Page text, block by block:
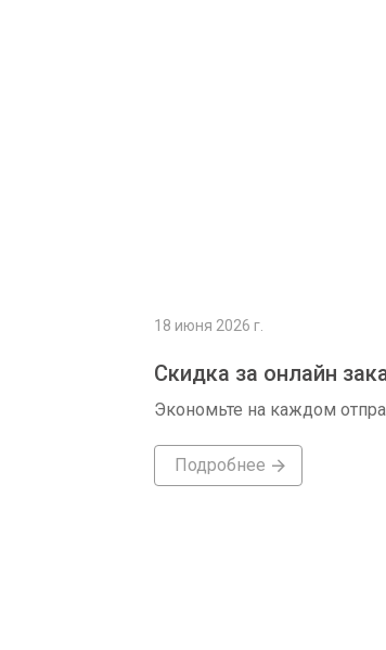
18 июня 2026 г.
Скидка за онлайн
Экономьте на каждом
Подробнее